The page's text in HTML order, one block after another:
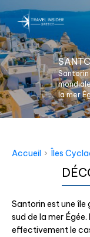
la mer
Accueil › Îles
Santorin est une île
sud de la mer
effectivement le